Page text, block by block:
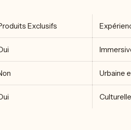
Exclusifs
Urbaine